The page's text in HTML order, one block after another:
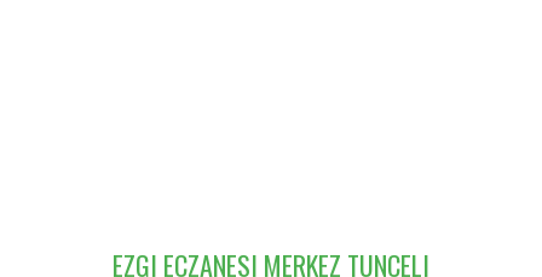
EZGI ECZANESI MERKEZ TUNCELI